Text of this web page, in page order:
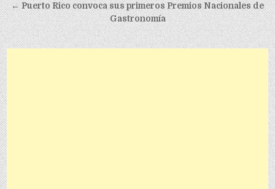
← Puerto Rico convoca sus primeros Premios Nacionales de
Gastronomía